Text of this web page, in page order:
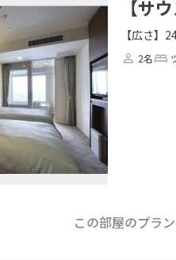
【サ
【広さ】
2名
この部屋のプラ